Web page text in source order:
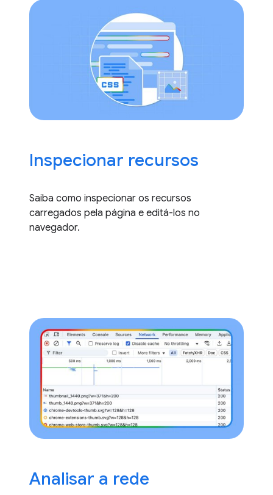
Inspecionar recursos
Saiba como inspecionar os recursos
carregados pela página e editá-los no
navegador.
Analisar a rede